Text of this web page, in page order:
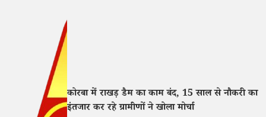
कोरबा में राखड़ डैम का काम बंद, 15 साल से नौकरी का
इंतजार कर रहे ग्रामीणों ने खोला मोर्चा